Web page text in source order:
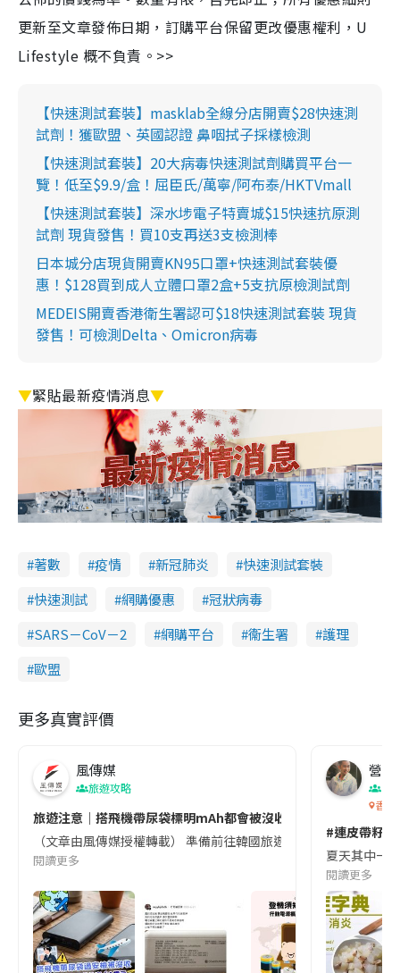
更新至文章發佈日期，訂購平台保留更改優惠權利，U
Lifestyle 概不負責。>>
【快速測試套裝】masklab全線分店開賣$28快速測
試劑！獲歐盟、英國認證 鼻咽拭子採樣檢測
【快速測試套裝】20大病毒快速測試劑購買平台一
覽！低至$9.9/盒！屈臣氏/萬寧/阿布泰/HKTVmall
【快速測試套裝】深水埗電子特賣城$15快速抗原測
試劑 現貨發售！買10支再送3支檢測棒
日本城分店現貨開賣KN95口罩+快速測試套裝優
惠！$128買到成人立體口罩2盒+5支抗原檢測試劑
MEDEIS開賣香港衛生署認可$18快速測試套裝 現貨
發售！可檢測Delta、Omicron病毒
▼緊貼最新疫情消息▼
著數 疫情 新冠肺炎
快速測試套裝
快速測試
網購優惠
冠狀病毒
SARS－CoV－2
網購平台 衞生署
護理
歐盟
更多真實評價
風傳媒
旅遊攻略
旅遊注意｜搭飛機帶尿袋標明mAh都會被沒收😱出發前切記檢查
（文章由風傳媒授權轉載） 準備前往韓國旅遊的民眾，近期要
閱讀更多
營養
香港
#連皮帶籽
夏天其中一
閱讀更多